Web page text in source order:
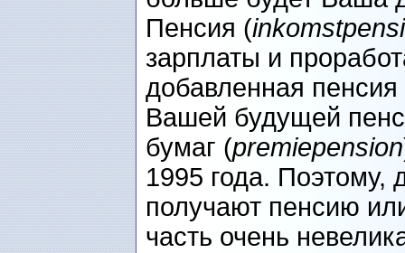
Пенсия (
зарплаты и
добавленная
Вашей будущей
бумаг (premiepension
1995 года. Поэтому,
получают пенсию
часть очень